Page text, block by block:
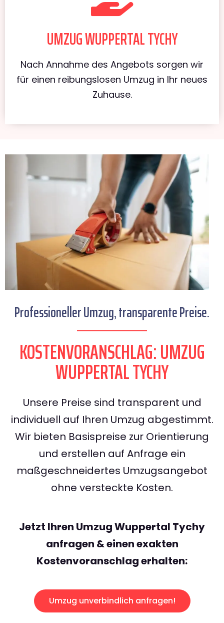
UMZUG WUPPERTAL TYCHY
Nach Annahme des Angebots sorgen wir
für einen reibungslosen Umzug in Ihr neues
Zuhause.
Professioneller Umzug, transparente Preise.
KOSTENVORANSCHLAG: UMZUG
WUPPERTAL TYCHY
Unsere Preise sind transparent und
individuell auf Ihren Umzug abgestimmt.
Wir bieten Basispreise zur Orientierung
und erstellen auf Anfrage ein
maßgeschneidertes Umzugsangebot
ohne versteckte Kosten.
Jetzt Ihren Umzug Wuppertal Tychy
anfragen & einen exakten
Kostenvoranschlag erhalten:
Umzug unverbindlich anfragen!